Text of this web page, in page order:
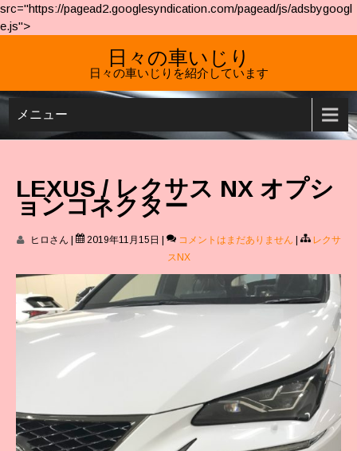
src="https://pagead2.googlesyndication.com/pagead/js/adsbygoogl
e.js">
日々の車いじり
日々の車いじりを紹介しています
メニュー
LEXUS / レクサス NX オプシ
ョンコネクター
ヒロさん 2019年11月15日 コメントはまだありません
レクサ
スNX